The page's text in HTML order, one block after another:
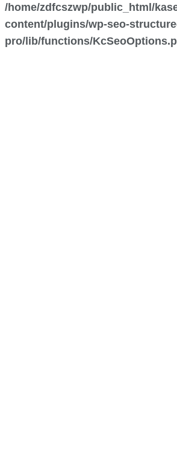
/home/zdfcszwp/public_html/
content/plugins/wp-seo-
pro/lib/functions/